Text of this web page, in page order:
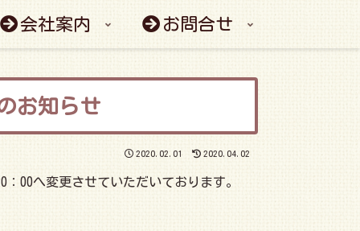
会社案内 お問合せ
お知らせ
2020.02.01 2020.04.02
00へ変更させていただいております。